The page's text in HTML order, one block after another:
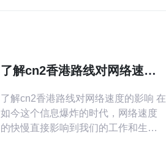
了解cn2香港路线对网络速度
了解cn2香港路线对网络速度的影响 在
如今这个信息爆炸的时代，网络速度
的快慢直接影响到我们的工作和生活